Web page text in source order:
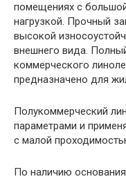
помещениях с
нагрузкой. Прочный
высокой
внешнего вида.
коммерческого
предназначено для
Полукоммерческий
параметрами и
с малой
По наличию